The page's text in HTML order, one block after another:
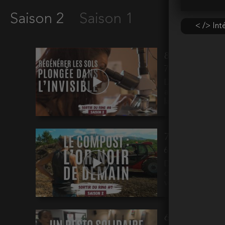
Saison 2 Saison 1
8 -
Dans ce nouvel
accompagne
7 - Compost :
Dans ce
compostage
6 - Un resto
< />